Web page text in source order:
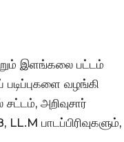
இளங்கலை பட்டம்
வழங்கி
அறிவுசார்
பாடப்பிரிவுகளும்,